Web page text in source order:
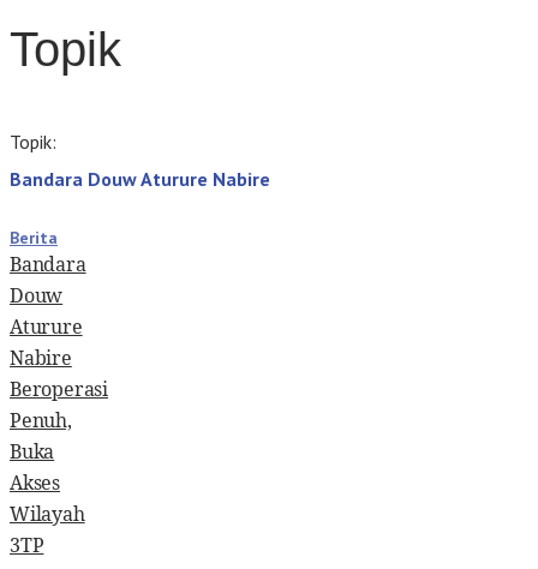
Topik
Topik:
Bandara Douw Aturure Nabire
Berita
Bandara
Douw
Aturure
Nabire
Beroperasi
Penuh,
Buka
Akses
Wilayah
3TP